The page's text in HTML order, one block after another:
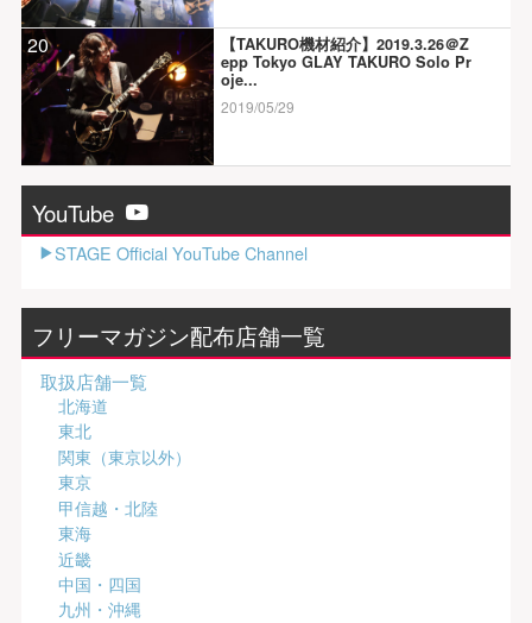
20
【TAKURO機材紹介】2019.3.26＠Z
epp Tokyo GLAY TAKURO Solo Pr
oje...
2019/05/29
YouTube
STAGE Official YouTube Channel
フリーマガジン配布店舗一覧
取扱店舗一覧
北海道
東北
関東（東京以外）
東京
甲信越・北陸
東海
近畿
中国・四国
九州・沖縄